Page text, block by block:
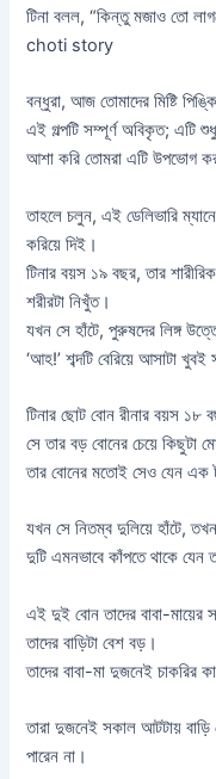
টিনা বলল, “কিন্তু মজাও তো
choti story
বন্ধুরা, আজ তোমাদের মিষ্টি
এই গল্পটি সম্পূর্ণ অবিকৃত; এটি
আশা করি তোমরা এটি উপভোগ
তাহলে চলুন, এই ডেলিভারি
করিয়ে দিই।
টিনার বয়স ১৯ বছর, তার
শরীরটা নিখুঁত।
যখন সে হাঁটে, পুরুষদের লিঙ্গ
‘আহ!’ শব্দটি বেরিয়ে আসাটা খুবই
টিনার ছোট বোন রীনার বয়স ১৮
সে তার বড় বোনের চেয়ে কিছুটা
তার বোনের মতোই সেও যেন এক
যখন সে নিতম্ব দুলিয়ে হাঁটে,
দুটি এমনভাবে কাঁপতে থাকে যেন
এই দুই বোন তাদের বাবা-মায়ের
তাদের বাড়িটা বেশ বড়।
তাদের বাবা-মা দুজনেই চাকরির
তারা দুজনেই সকাল আটটায়
পারেন না।